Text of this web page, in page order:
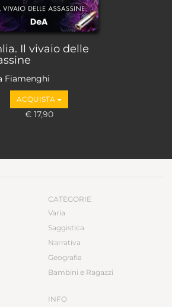
Il vivaio delle
Fiamenghi
ACQUISTA
€ 17,90
CATEGORIE
Varia
Saggistica
Narrativa
Geografia
Bambini e Ragazzi
INFO